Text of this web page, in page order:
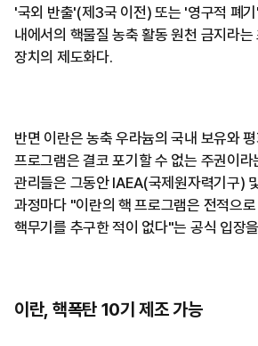
'국외 반출'(제3국 이전) 또는 '영구적 폐
내에서의 핵물질 농축 활동 원천 금지라는
장치의 제도화다.
반면 이란은 농축 우라늄의 국내 보유와
프로그램은 결코 포기할 수 없는 주권이라
관리들은 그동안 IAEA(국제원자력기구)
과정마다 "이란의 핵 프로그램은 전적으로
핵무기를 추구한 적이 없다"는 공식 입장
이란, 핵폭탄 10기 제조 가능